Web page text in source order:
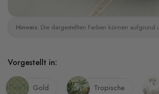
Hinweis: Die dargestellten Farben können
Vorgestellt in:
Gold Tropische